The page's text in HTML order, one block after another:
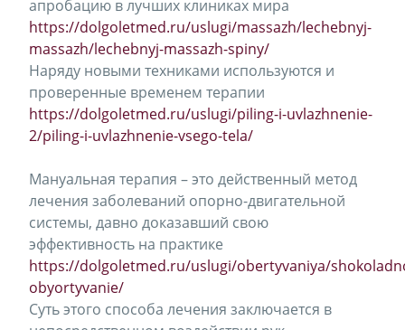
апробацию в лучших клиниках мира
https://dolgoletmed.ru/uslugi/massazh/lechebnyj-
massazh/lechebnyj-massazh-spiny/
Наряду новыми техниками используются и
проверенные временем терапии
https://dolgoletmed.ru/uslugi/piling-i-uvlazhnenie-
2/piling-i-uvlazhnenie-vsego-tela/
Мануальная терапия – это действенный метод
лечения заболеваний опорно-двигательной
системы, давно доказавший свою
эффективность на практике
https://dolgoletmed.ru/uslugi/obertyvaniya/
obyortyvanie/
Суть этого способа лечения заключается в